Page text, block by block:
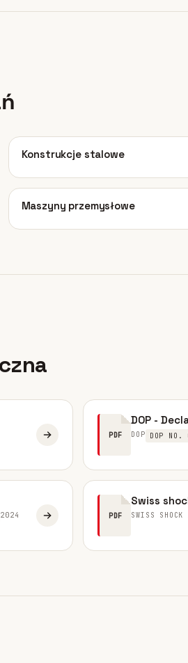
02
Konstrukcje stalowe
06Maszyny przemysłowe
PDF
DOP -
DOP DOP NO.
2024 PDF
Swiss
SWISS SHOCK